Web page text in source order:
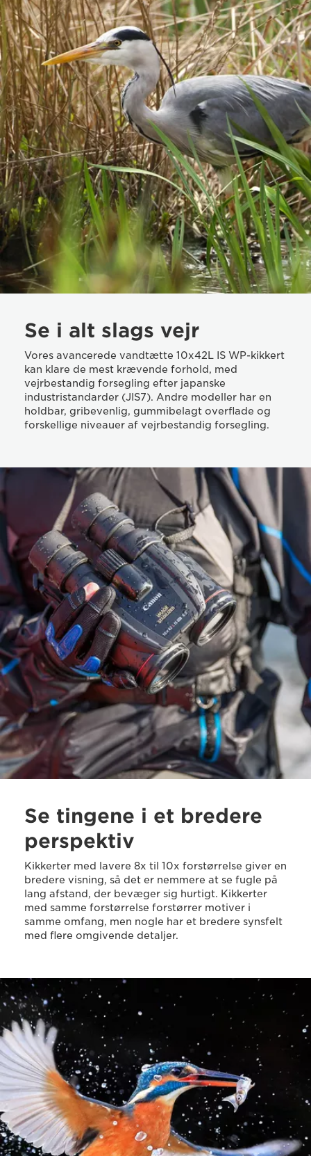
Se i alt slags vejr
Vores avancerede vandtætte 10x42L IS WP-kikkert
kan klare de mest krævende forhold, med
vejrbestandig forsegling efter japanske
industristandarder (JIS7). Andre modeller har en
holdbar, gribevenlig, gummibelagt overflade og
forskellige niveauer af vejrbestandig forsegling.
Se tingene i et bredere
perspektiv
Kikkerter med lavere 8x til 10x forstørrelse giver en
bredere visning, så det er nemmere at se fugle på
lang afstand, der bevæger sig hurtigt. Kikkerter
med samme forstørrelse forstørrer motiver i
samme omfang, men nogle har et bredere synsfelt
med flere omgivende detaljer.